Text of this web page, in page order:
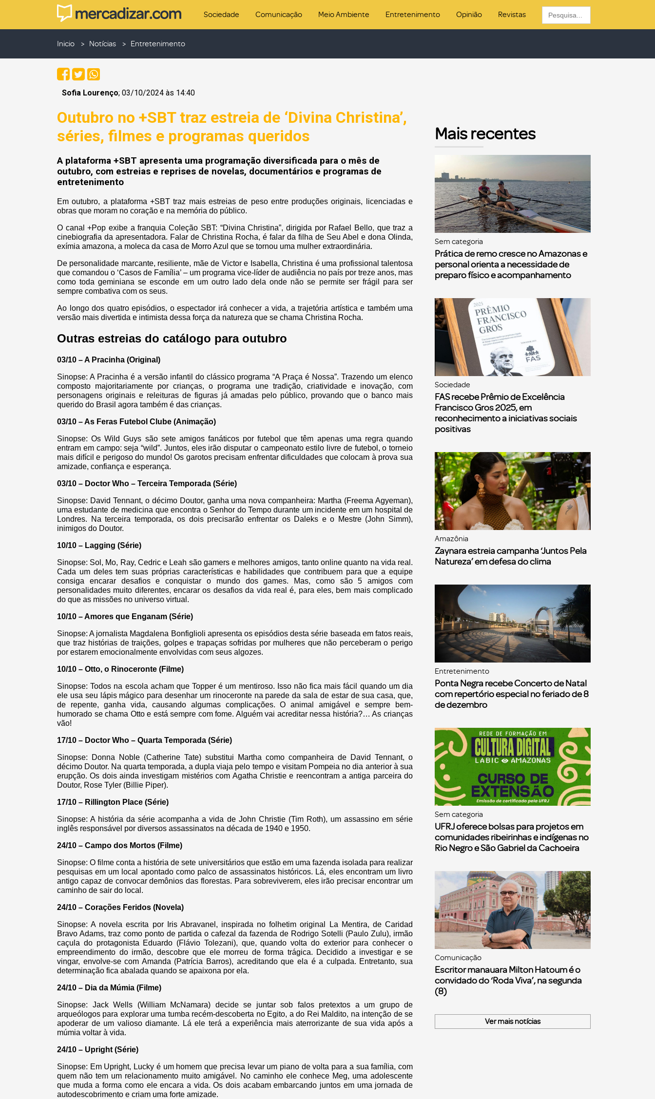
Sociedade Comunicação Meio Ambiente Entretenimento Opinião Revistas
Search
for:
Inicio Notícias Entretenimento
Sofia Lourenço; 03/10/2024 às 14:40
Outubro no +SBT traz estreia de ‘Divina Christina’,
séries, filmes e programas queridos
A plataforma +SBT apresenta uma programação diversificada para o mês de
outubro, com estreias e reprises de novelas, documentários e programas de
entretenimento
Em outubro, a plataforma +SBT traz mais estreias de peso entre produções originais, licenciadas e
obras que moram no coração e na memória do público.
O canal +Pop exibe a franquia Coleção SBT: “Divina Christina”, dirigida por Rafael Bello, que traz a
cinebiografia da apresentadora. Falar de Christina Rocha, é falar da filha de Seu Abel e dona Olinda,
exímia amazona, a moleca da casa de Morro Azul que se tornou uma mulher extraordinária.
De personalidade marcante, resiliente, mãe de Victor e Isabella, Christina é uma profissional talentosa
que comandou o ‘Casos de Família’ – um programa vice-líder de audiência no país por treze anos, mas
como toda geminiana se esconde em um outro lado dela onde não se permite ser frágil para ser
sempre combativa com os seus.
Ao longo dos quatro episódios, o espectador irá conhecer a vida, a trajetória artística e também uma
versão mais divertida e intimista dessa força da natureza que se chama Christina Rocha.
Outras estreias do catálogo para outubro
03/10 – A Pracinha (Original)
Sinopse: A Pracinha é a versão infantil do clássico programa “A Praça é Nossa”. Trazendo um elenco
composto majoritariamente por crianças, o programa une tradição, criatividade e inovação, com
personagens originais e releituras de figuras já amadas pelo público, provando que o banco mais
querido do Brasil agora também é das crianças.
03/10 – As Feras Futebol Clube (Animação)
Sinopse: Os Wild Guys são sete amigos fanáticos por futebol que têm apenas uma regra quando
entram em campo: seja “wild”. Juntos, eles irão disputar o campeonato estilo livre de futebol, o torneio
mais difícil e perigoso do mundo! Os garotos precisam enfrentar dificuldades que colocam à prova sua
amizade, confiança e esperança.
03/10 – Doctor Who – Terceira Temporada (Série)
Sinopse: David Tennant, o décimo Doutor, ganha uma nova companheira: Martha (Freema Agyeman),
uma estudante de medicina que encontra o Senhor do Tempo durante um incidente em um hospital de
Londres. Na terceira temporada, os dois precisarão enfrentar os Daleks e o Mestre (John Simm),
inimigos do Doutor.
10/10 – Lagging (Série)
Sinopse: Sol, Mo, Ray, Cedric e Leah são gamers e melhores amigos, tanto online quanto na vida real.
Cada um deles tem suas próprias características e habilidades que contribuem para que a equipe
consiga encarar desafios e conquistar o mundo dos games. Mas, como são 5 amigos com
personalidades muito diferentes, encarar os desafios da vida real é, para eles, bem mais complicado
do que as missões no universo virtual.
10/10 – Amores que Enganam (Série)
Sinopse: A jornalista Magdalena Bonfiglioli apresenta os episódios desta série baseada em fatos reais,
que traz histórias de traições, golpes e trapaças sofridas por mulheres que não perceberam o perigo
por estarem emocionalmente envolvidas com seus algozes.
10/10 – Otto, o Rinoceronte (Filme)
Sinopse: Todos na escola acham que Topper é um mentiroso. Isso não fica mais fácil quando um dia
ele usa seu lápis mágico para desenhar um rinoceronte na parede da sala de estar de sua casa, que,
de repente, ganha vida, causando algumas complicações. O animal amigável e sempre bem-
humorado se chama Otto e está sempre com fome. Alguém vai acreditar nessa história?… As crianças
vão!
17/10 – Doctor Who – Quarta Temporada (Série)
Sinopse: Donna Noble (Catherine Tate) substitui Martha como companheira de David Tennant, o
décimo Doutor. Na quarta temporada, a dupla viaja pelo tempo e visitam Pompeia no dia anterior à sua
erupção. Os dois ainda investigam mistérios com Agatha Christie e reencontram a antiga parceira do
Doutor, Rose Tyler (Billie Piper).
17/10 – Rillington Place (Série)
Sinopse: A história da série acompanha a vida de John Christie (Tim Roth), um assassino em série
inglês responsável por diversos assassinatos na década de 1940 e 1950.
24/10 – Campo dos Mortos (Filme)
Sinopse: O filme conta a história de sete universitários que estão em uma fazenda isolada para realizar
pesquisas em um local apontado como palco de assassinatos históricos. Lá, eles encontram um livro
antigo capaz de convocar demônios das florestas. Para sobreviverem, eles irão precisar encontrar um
caminho de sair do local.
24/10 – Corações Feridos (Novela)
Sinopse: A novela escrita por Iris Abravanel, inspirada no folhetim original La Mentira, de Caridad
Bravo Adams, traz como ponto de partida o cafezal da fazenda de Rodrigo Sotelli (Paulo Zulu), irmão
caçula do protagonista Eduardo (Flávio Tolezani), que, quando volta do exterior para conhecer o
empreendimento do irmão, descobre que ele morreu de forma trágica. Decidido a investigar e se
vingar, envolve-se com Amanda (Patrícia Barros), acreditando que ela é a culpada. Entretanto, sua
determinação fica abalada quando se apaixona por ela.
24/10 – Dia da Múmia (Filme)
Sinopse: Jack Wells (William McNamara) decide se juntar sob falos pretextos a um grupo de
arqueólogos para explorar uma tumba recém-descoberta no Egito, a do Rei Maldito, na intenção de se
apoderar de um valioso diamante. Lá ele terá a experiência mais aterrorizante de sua vida após a
múmia voltar à vida.
24/10 – Upright (Série)
Sinopse: Em Upright, Lucky é um homem que precisa levar um piano de volta para a sua família, com
quem não tem um relacionamento muito amigável. No caminho ele conhece Meg, uma adolescente
que muda a forma como ele encara a vida. Os dois acabam embarcando juntos em uma jornada de
autodescobrimento e criam uma forte amizade.
Mais recentes
Sem categoria
Prática de remo cresce no Amazonas e
personal orienta a necessidade de
preparo físico e acompanhamento
Sociedade
FAS recebe Prêmio de Excelência
Francisco Gros 2025, em
reconhecimento a iniciativas sociais
positivas
Amazônia
Zaynara estreia campanha ‘Juntos Pela
Natureza’ em defesa do clima
Entretenimento
Ponta Negra recebe Concerto de Natal
com repertório especial no feriado de 8
de dezembro
Sem categoria
UFRJ oferece bolsas para projetos em
comunidades ribeirinhas e indígenas no
Rio Negro e São Gabriel da Cachoeira
Comunicação
Escritor manauara Milton Hatoum é o
convidado do ‘Roda Viva’, na segunda
(8)
Ver mais notícias